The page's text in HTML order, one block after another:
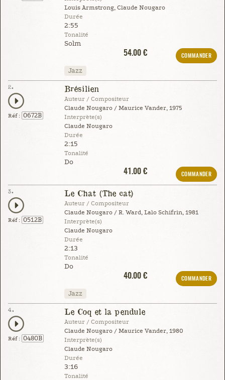
Louis Armstrong, Claude Nougaro
Durée
2:55
Tonalité
Solm
54.00 €
COMMANDER
Jazz
2.
Réf : 0672B
Brésilien
Auteur / Compositeur
Claude Nougaro / Maurice Vander, 1975
Interprète(s)
Claude Nougaro
Durée
2:15
Tonalité
Do
41.00 €
COMMANDER
3.
Réf : 0512B
Le Chat (The cat)
Auteur / Compositeur
Claude Nougaro / R. Ward, Lalo Schifrin, 1981
Interprète(s)
Claude Nougaro
Durée
2:13
Tonalité
Do
40.00 €
COMMANDER
Jazz
4.
Réf : 0480B
Le Coq et la pendule
Auteur / Compositeur
Claude Nougaro / Maurice Vander, 1980
Interprète(s)
Claude Nougaro
Durée
3:16
Tonalité